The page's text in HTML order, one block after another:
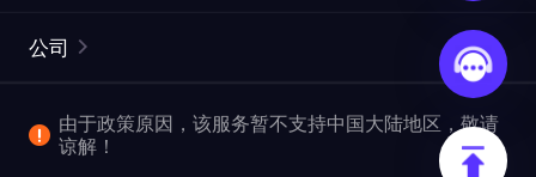
网页抓取 API
视频下载 API
ProxySite
市场研究
爬行和索引
常见问题解答
位置
公司
企业服务
由于政策原因，该服务暂不支持中国大陆地区，敬请
谅解！